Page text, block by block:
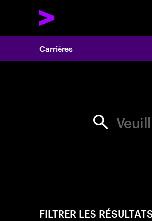
Carrières
FILTRER LES RÉSULTATS